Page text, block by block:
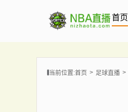
首页
当前位置:首页 足球直播